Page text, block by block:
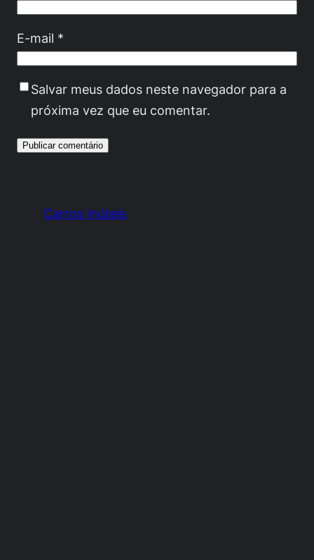
E-mail *
Salvar meus dados neste navegador para a
próxima vez que eu comentar.
Carros Inúteis